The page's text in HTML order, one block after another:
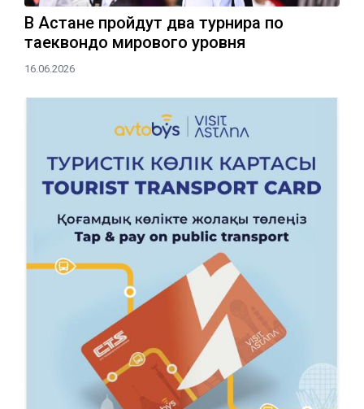
В Астане пройдут два турнира по
таеквондо мирового уровня
16.06.2026